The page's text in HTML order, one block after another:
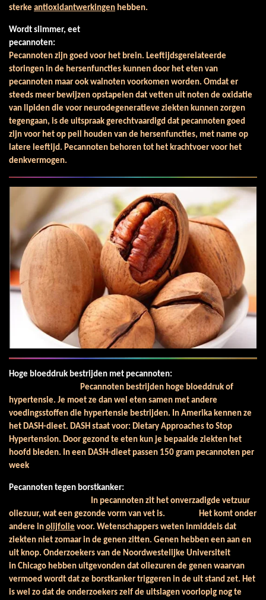
sterke antioxidantwerkingen hebben.
Wordt slimmer, eet
pecannoten:
Pecannoten zijn goed voor het brein. Leeftijdsgerelateerde
storingen in de hersenfuncties kunnen door het eten van
pecannoten maar ook walnoten voorkomen worden. Omdat er
steeds meer bewijzen opstapelen dat vetten uit noten de oxidatie
van lipiden die voor neurodegeneratieve ziekten kunnen zorgen
tegengaan, is de uitspraak gerechtvaardigd dat pecannoten goed
zijn voor het op peil houden van de hersenfuncties, met name op
latere leeftijd. Pecannoten behoren tot het krachtvoer voor het
denkvermogen.
Hoge bloeddruk bestrijden met pecannoten:
Pecannoten bestrijden hoge bloeddruk of
hypertensie. Je moet ze dan wel eten samen met andere
voedingsstoffen die hypertensie bestrijden. In Amerika kennen ze
het DASH-dieet. DASH staat voor: Dietary Approaches to Stop
Hypertension. Door gezond te eten kun je bepaalde ziekten het
hoofd bieden. In een DASH-dieet passen 150 gram pecannoten per
week
Pecannoten tegen borstkanker:
In pecannoten zit het onverzadigde vetzuur
oliezuur, wat een gezonde vorm van vet is. Het komt onder
andere in olijfolie voor. Wetenschappers weten inmiddels dat
ziekten niet zomaar in de genen zitten. Genen hebben een aan en
uit knop. Onderzoekers van de Noordwestelijke Universiteit
in Chicago hebben uitgevonden dat oliezuren de genen waarvan
vermoed wordt dat ze borstkanker triggeren in de uit stand zet. Het
is wel zo dat de onderzoekers zelf de uitslagen voorlopig nog te